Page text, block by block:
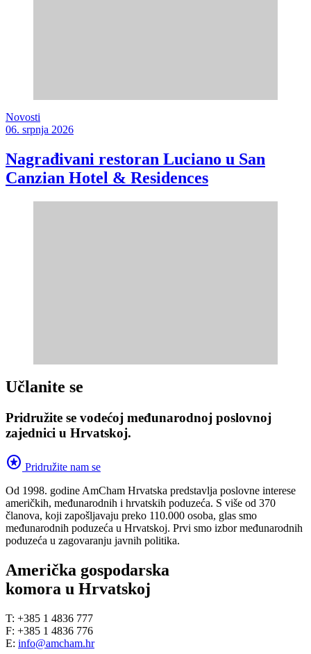
Novosti
06. srpnja 2026
Nagrađivani restoran Luciano u San
Canzian Hotel & Residences
Učlanite se
Pridružite se vodećoj međunarodnoj poslovnoj
zajednici u Hrvatskoj.
stars Pridružite nam se
Od 1998. godine AmCham Hrvatska predstavlja poslovne interese
američkih, međunarodnih i hrvatskih poduzeća. S više od 370
članova, koji zapošljavaju preko 110.000 osoba, glas smo
međunarodnih poduzeća u Hrvatskoj. Prvi smo izbor međunarodnih
poduzeća u zagovaranju javnih politika.
Američka gospodarska
komora u Hrvatskoj
T: +385 1 4836 777
F: +385 1 4836 776
E: info@amcham.hr